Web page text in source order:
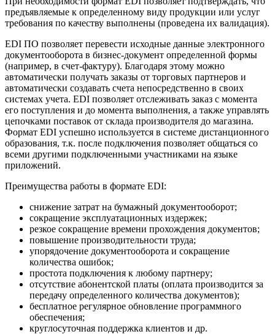
предъявляемые к определенному виду продукции или услуг
требования по качеству выполнены (проведена их валидация).
EDI ПО позволяет перевести исходные данные электронного
документооборота в бизнес-документ определенной формы
(например, в счет-фактуру). Благодаря этому можно
автоматически получать заказы от торговых партнеров и
автоматически создавать счета непосредственно в своих
системах учета. EDI позволяет отслеживать заказ с момента
его поступления и до момента выполнения, а также управлять
цепочками поставок от склада производителя до магазина.
Формат EDI успешно используется в системе дистанционного
образования, т.к. после подключения позволяет общаться со
всеми другими подключенными участниками на языке
приложений.
Преимущества работы в формате EDI:
снижение затрат на бумажный документооборот;
сокращение эксплуатационных издержек;
резкое сокращение времени прохождения документов;
повышение производительности труда;
упорядочение документооборота и сокращение
количества ошибок;
простота подключения к любому партнеру;
отсутствие абонентской платы (оплата производится за
передачу определенного количества документов);
бесплатное регулярное обновление программного
обеспечения;
круглосуточная поддержка клиентов и др.